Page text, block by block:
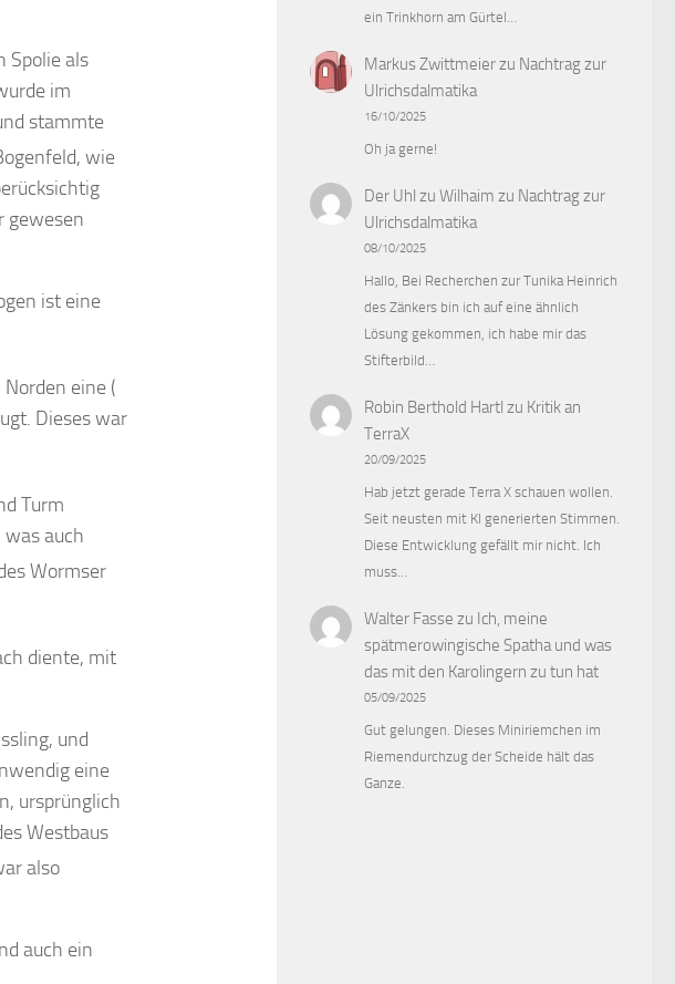
Spolie als
im
stammte
wie
gewesen
ist eine
eine (
Dieses war
Turm
auch
Wormser
diente, mit
und
eine
ursprünglich
Westbaus
also
auch ein
ein Trinkhorn am Gürtel…
Markus Zwittmeierzu Nachtrag zur
Ulrichsdalmatika
16/10/2025
Oh ja gerne!
Der Uhl zu Wilhaim zu Nachtrag zur
Ulrichsdalmatika
08/10/2025
Hallo, Bei Recherchen zur Tunika Heinrich
des Zänkers bin ich auf eine ähnlich
Lösung gekommen, ich habe mir das
Stifterbild…
Robin Berthold Hartl zu Kritik an
TerraX
20/09/2025
Hab jetzt gerade Terra X schauen wollen.
Seit neusten mit KI generierten Stimmen.
Diese Entwicklung gefällt mir nicht. Ich
muss…
Walter Fasse zu Ich, meine
spätmerowingische Spatha und was
das mit den Karolingern zu tun hat
05/09/2025
Gut gelungen. Dieses Miniriemchen im
Riemendurchzug der Scheide hält das
Ganze.